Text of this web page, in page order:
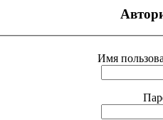
Имя